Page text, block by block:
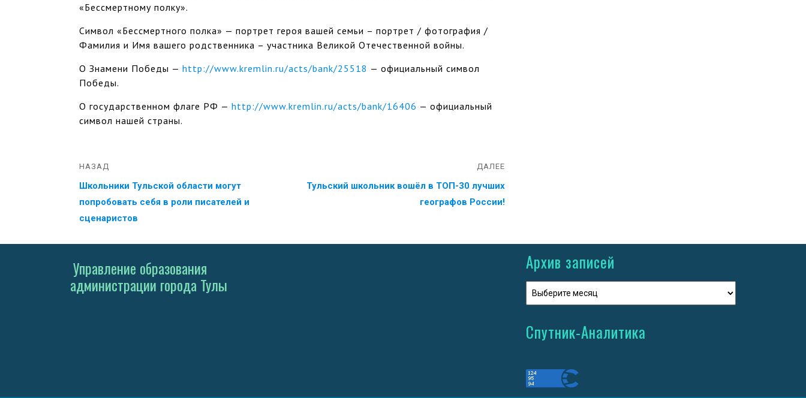
«Бессмертному полку».
Символ «Бессмертного полка» — портрет героя вашей семьи – портрет / фотография /
Фамилия и Имя вашего родственника – участника Великой Отечественной войны.
О Знамени Победы — http://www.kremlin.ru/acts/bank/25518 — официальный символ
Победы.
О государственном флаге РФ — http://www.kremlin.ru/acts/bank/16406 — официальный
символ нашей страны.
НАЗАД
Школьники Тульской области могут
попробовать себя в роли писателей и
сценаристов
ДАЛЕЕ
Тульский школьник вошёл в ТОП-30 лучших
географов России!
Управление образования
администрации города Тулы
Архив записей
Спутник-Аналитика